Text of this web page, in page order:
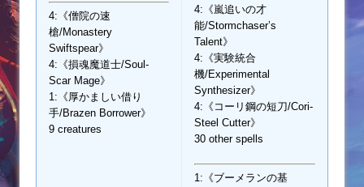
4:《僧院の速
槍/Monastery
Swiftspear》
4:《損魂魔道士/Soul-
Scar Mage》
1:《厚かましい借り
手/Brazen Borrower》
9 creatures
4:《嵐追いの才
能/Stormchaser’s
Talent》
4:《実験統合
機/Experimental
Synthesizer》
4:《コーリ鋼の短刀/Cori-
Steel Cutter》
30 other spells
1:《ブーメランの基